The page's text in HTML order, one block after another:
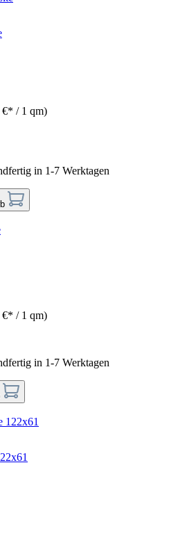
€* / 1 qm)
in 1-7 Werktagen
€* / 1 qm)
in 1-7 Werktagen